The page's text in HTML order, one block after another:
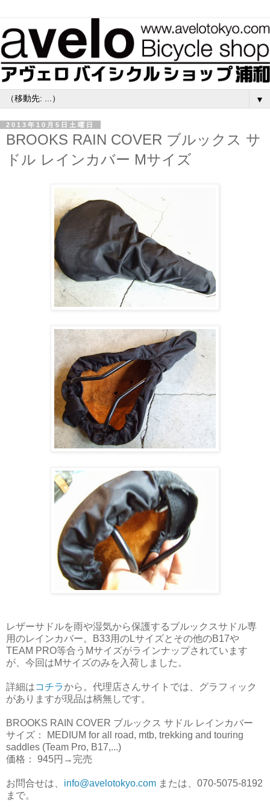
▼
2013年10月5日土曜日
BROOKS RAIN COVER ブルックス サ
ドル レインカバー Mサイズ
レザーサドルを雨や湿気から保護するブルックスサドル専
用のレインカバー。B33用のLサイズとその他のB17や
TEAM PRO等合うMサイズがラインナップされています
が、今回はMサイズのみを入荷しました。
詳細はコチラから。代理店さんサイトでは、グラフィック
がありますが現品は柄無しです。
BROOKS RAIN COVER ブルックス サドル レインカバー
サイズ： MEDIUM for all road, mtb, trekking and touring
saddles (Team Pro, B17,...)
価格： 945円→完売
お問合せは、 info@avelotokyo.com または、070-5075-8192
まで。